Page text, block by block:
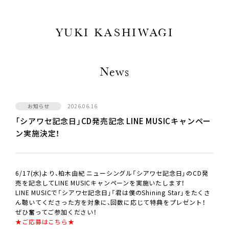
YUKI KASHIWAGI
News
お知らせ 2026.06.16
「シアワセ記念日」CD発売記念 LINE MUSICキャンペー
ン実施決定！
6/17(水)より、柏木由紀 ニューシングル「シアワセ記念日」のCD発
売を記念してLINE MUSICキャンペーンを実施いたします！
LINE MUSICで「シアワセ記念日」「君は僕のShining Star」をたくさ
ん聴いてくださった方を対象に、回数に応じて特典をプレゼント！
ぜひ奮ってご参加ください！
★ご応募はこちら★